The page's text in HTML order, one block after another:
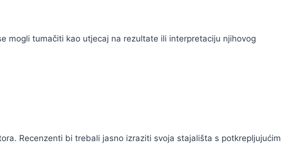
mogli tumačiti kao utjecaj na rezultate ili interpretaciju njihovog
Recenzenti bi trebali jasno izraziti svoja stajališta s potkrepljujućim